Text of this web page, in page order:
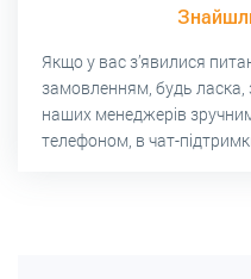
Якщо у вас з’явилися
замовленням, будь ласка,
наших менеджерів
телефоном, в чат-